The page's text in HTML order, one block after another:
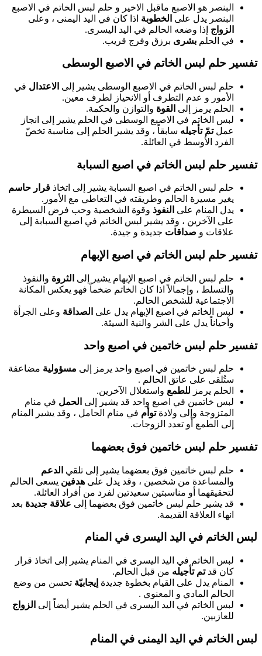
البنصر هو الاصبع ماقبل الاخير و حلم لبس الخاتم في الاصبع
البنصر يدل على الخطوبة اذا كان في اليد اليمنى ، وعلى
الزواج إذا وضعه الحالم في اليد اليسرى.
في الحلم بشرى برزق وفرج قريب.
تفسير حلم لبس الخاتم في الاصبع الوسطى
حلم لبس الخاتم في الاصبع الوسطى يشير إلى الاعتدال في
الأمور و عدم التطرف أو الانحياز لطرف معين.
الحلم يرمز إلى القوة والتوازن والحكمة.
لبس الخاتم في الاصبع الوسطى في الحلم يشير إلى انجاز
عملتمّ تأجيله سابقاً ، وقد يشير الحلم إلى مناسبة تخصّ
الفرد الأوسط في العائلة.
تفسير حلم لبس الخاتم في اصبع السبابة
حلم لبس الخاتم في اصبع السبابة يشير إلى اتخاذ قرار حاسم
يغير مسيرة الحالم وطريقته في التعاطي مع الأمور.
يدل المنام على النفوذ وقوة الشخصية وحب فرض السيطرة
على الآخرين ، وقد يشير لبس الخاتم في اصبع السبابة إلى
علاقات و صداقات جديدة و جيدة.
تفسير حلم لبس الخاتم في اصبع الإبهام
حلم لبس الخاتم في اصبع الإبهام يشير إلى الثروة والنفوذ
والتسلط ، وإجمالاً اذا كان الخاتم ضخماً فهو يعكس المكانة
الاجتماعية للشخص الحالم.
لبس الخاتم في اصبع الإبهام يدل على الصداقة وعلى الجرأة
وأحياناً يدل على الشر والنية السيئة.
تفسير حلم لبس خاتمين في اصبع واحد
حلم لبس خاتمين في اصبع واحد يرمز إلى مسؤولية مضاعفة
ستُلقى على عاتق الحالم .
الحلم يرمز للطمع واستغلال الآخرين.
لبس خاتمين في اصبع واحد قد يشير إلى الحمل في منام
المتزوجة وإلى ولادةتوأم في منام الحامل ، وقد يشير المنام
إلى الطمع أو تعدد الزوجات.
تفسير حلم لبس خاتمين فوق بعضهما
حلم لبس خاتمين فوق بعضهما يشير إلى تلقي الدعم
والمساعدة من شخصين ، وقد يدل على هدفين يسعى الحالم
لتحقيقهما أو مناسبتين سعيدتين لفرد من أفراد العائلة.
قد يشير حلم لبس خاتمين فوق بعضهما إلى علاقة جديدة بعد
انهاء العلاقة القديمة.
لبس الخاتم في اليد اليسرى في المنام
لبس الخاتم في اليد اليسرى في المنام يشير إلى اتخاذ قرار
كان قدتم تأجيله من قبل الحالم.
المنام يدل على القيام بخطوة جديدة إيجابيّة تحسن من وضع
الحالم المادي و المعنوي .
لبس الخاتم في اليد اليسرى في الحلم يشير أيضاً إلى الزواج
للعازبين.
لبس الخاتم في اليد اليمنى في المنام